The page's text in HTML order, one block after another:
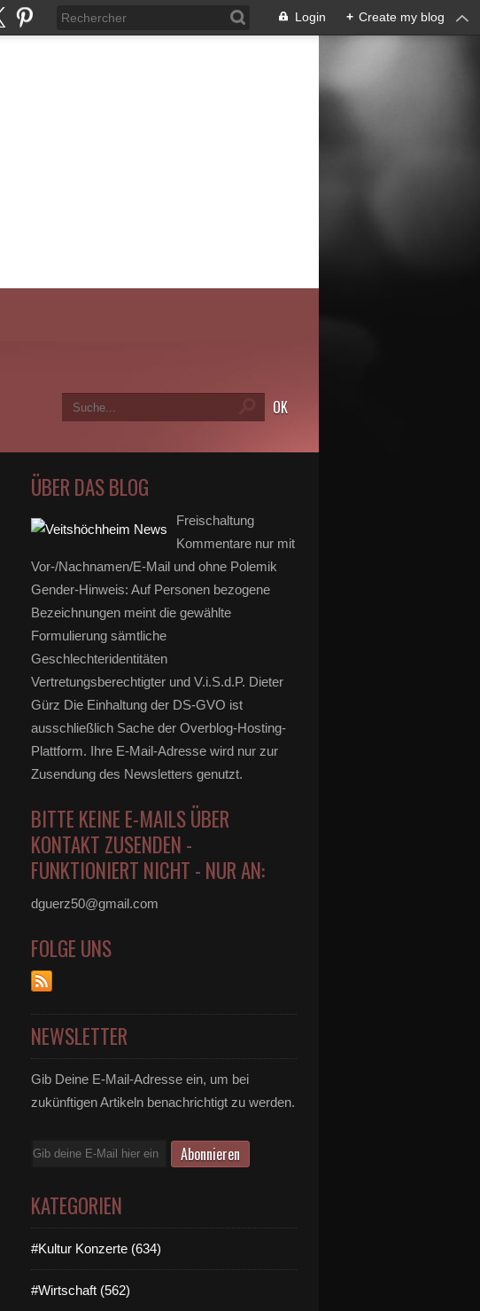
Login + Create my blog
ÜBER DAS BLOG
Freischaltung
Kommentare nur mit
Vor-/Nachnamen/E-Mail und ohne Polemik
Gender-Hinweis: Auf Personen bezogene
Bezeichnungen meint die gewählte
Formulierung sämtliche
Geschlechteridentitäten
Vertretungsberechtigter und V.i.S.d.P. Dieter
Gürz Die Einhaltung der DS-GVO ist
ausschließlich Sache der Overblog-Hosting-
Plattform. Ihre E-Mail-Adresse wird nur zur
Zusendung des Newsletters genutzt.
BITTE KEINE E-MAILS ÜBER
KONTAKT ZUSENDEN -
FUNKTIONIERT NICHT - NUR AN:
dguerz50@gmail.com
FOLGE UNS
NEWSLETTER
Gib Deine E-Mail-Adresse ein, um bei
zukünftigen Artikeln benachrichtigt zu werden.
E-
KATEGORIEN
#Kultur Konzerte (634)
#Wirtschaft (562)